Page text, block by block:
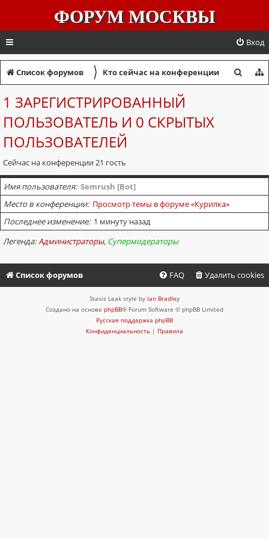
ФОРУМ МОСКВЫ
Вход
Список форумов 〉 Кто сейчас на конференции
1 ЗАРЕГИСТРИРОВАННЫЙ
ПОЛЬЗОВАТЕЛЬ И 0 СКРЫТЫХ
ПОЛЬЗОВАТЕЛЕЙ
Сейчас на конференции 21 гость
Имя пользователя Semrush [Bot]
Место в конференции Просмотр темы в форуме «Курилка»
Последнее изменение 1 минуту назад
Легенда:Администраторы, Супермодераторы
Список форумов Удалить cookies
FAQ
Stasis Leak style by Ian Bradley
Создано на основе phpBB® Forum Software © phpBB Limited
Русская поддержка phpBB
Конфиденциальность | Правила